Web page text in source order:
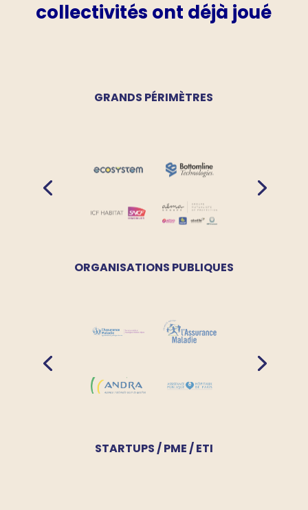
collectivités ont déjà joué
GRANDS PÉRIMÈTRES
ORGANISATIONS PUBLIQUES
STARTUPS / PME / ETI